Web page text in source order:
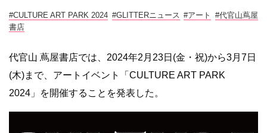
#CULTURE ART PARK 2024 #GLITTERニュース #アート
#代官山蔦屋
書店
代官山 蔦屋書店では、2024年2月23日(金・祝)から3月7日
(木)まで、アートイベント「CULTURE ART PARK
2024」を開催することを発表した。